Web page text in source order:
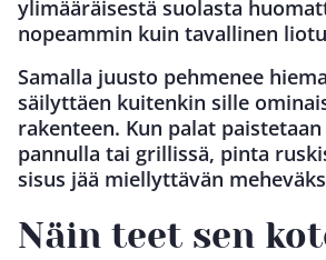
ylimääräisestä suolasta
nopeammin kuin tavallinen
Samalla juusto pehmenee
säilyttäen kuitenkin sille
rakenteen. Kun palat
pannulla tai grillissä, pinta
sisus jää miellyttävän
Näin teet sen